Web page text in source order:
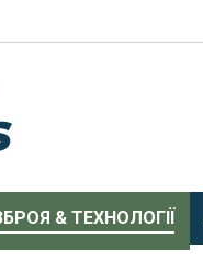
& ТЕХНОЛОГІЇ